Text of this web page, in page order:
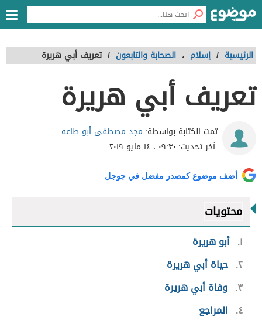
الرئيسية / إسلام ، الصحابة والتابعون / تعريف أبي هريرة
تعريف أبي هريرة
تمت الكتابة بواسطة: مجد مصطفى أبو طاعه
آخر تحديث: ٠٩:٣٠ ، ١٤ مايو ٢٠١٩
أضف موضوع كمصدر مفضل في جوجل
محتويات
١ أبو هريرة
٢ حياة أبي هريرة
٣ وفاة أبي هريرة
٤
المراجع